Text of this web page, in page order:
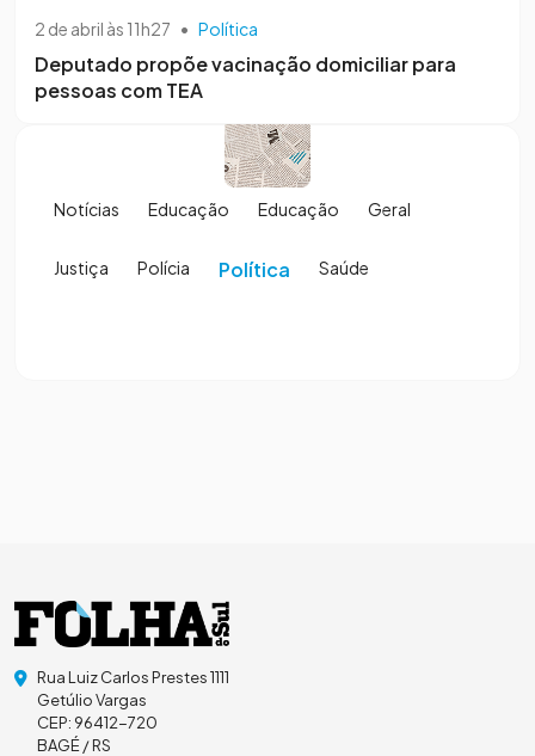
2 de abril às 11h27 • Política
Deputado propõe vacinação domiciliar para
pessoas com TEA
Notícias Educação Educação Geral
Justiça Polícia Política Saúde
Rua Luiz Carlos Prestes 1111
Getúlio Vargas
CEP: 96412-720
BAGÉ / RS